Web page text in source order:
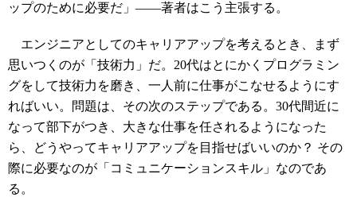
ップのために必要だ」――著者はこう主張する。
エンジニアとしてのキャリアアップを考えるとき、まず
思いつくのが「技術力」だ。20代はとにかくプログラミン
グをして技術力を磨き、一人前に仕事がこなせるようにす
ればいい。問題は、その次のステップである。30代間近に
なって部下がつき、大きな仕事を任されるようになった
ら、どうやってキャリアアップを目指せばいいのか？ その
際に必要なのが「コミュニケーションスキル」なのであ
る。